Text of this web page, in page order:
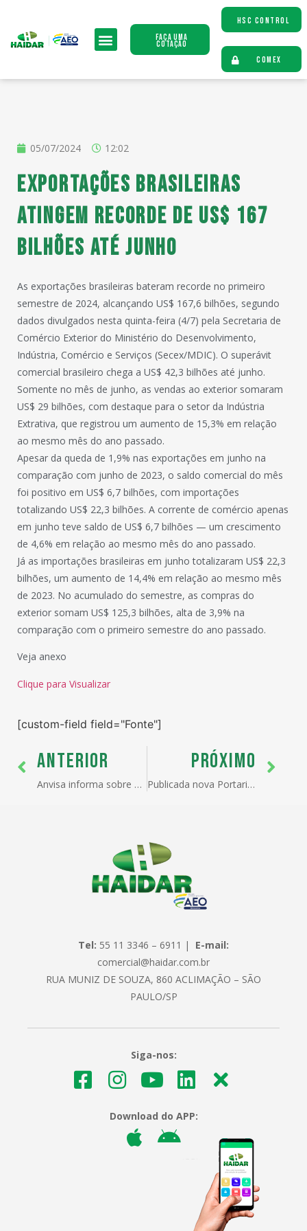
Faça uma
Cotação
HSC CONTROL
COMEX
05/07/2024 12:02
Exportações brasileiras
atingem recorde de US$ 167
bilhões até junho
As exportações brasileiras bateram recorde no primeiro
semestre de 2024, alcançando US$ 167,6 bilhões, segundo
dados divulgados nesta quinta-feira (4/7) pela Secretaria de
Comércio Exterior do Ministério do Desenvolvimento,
Indústria, Comércio e Serviços (Secex/MDIC). O superávit
comercial brasileiro chega a US$ 42,3 bilhões até junho.
Somente no mês de junho, as vendas ao exterior somaram
US$ 29 bilhões, com destaque para o setor da Indústria
Extrativa, que registrou um aumento de 15,3% em relação
ao mesmo mês do ano passado.
Apesar da queda de 1,9% nas exportações em junho na
comparação com junho de 2023, o saldo comercial do mês
foi positivo em US$ 6,7 bilhões, com importações
totalizando US$ 22,3 bilhões. A corrente de comércio apenas
em junho teve saldo de US$ 6,7 bilhões — um crescimento
de 4,6% em relação ao mesmo mês do ano passado.
Já as importações brasileiras em junho totalizaram US$ 22,3
bilhões, um aumento de 14,4% em relação ao mesmo mês
de 2023. No acumulado do semestre, as compras do
exterior somam US$ 125,3 bilhões, alta de 3,9% na
comparação com o primeiro semestre do ano passado.
Veja anexo
Clique para Visualizar
[custom-field field="Fonte"]
ANTERIOR
Anvisa informa sobre alteração nos tratamentos administrativos para importação
PRÓXIMO
Publicada nova Portaria sobre o OEA-Integrado
Tel: 55 11 3346 – 6911 | E-mail:
comercial@haidar.com.br
RUA MUNIZ DE SOUZA, 860 ACLIMAÇÃO – SÃO
PAULO/SP
Siga-nos:
Download do APP: